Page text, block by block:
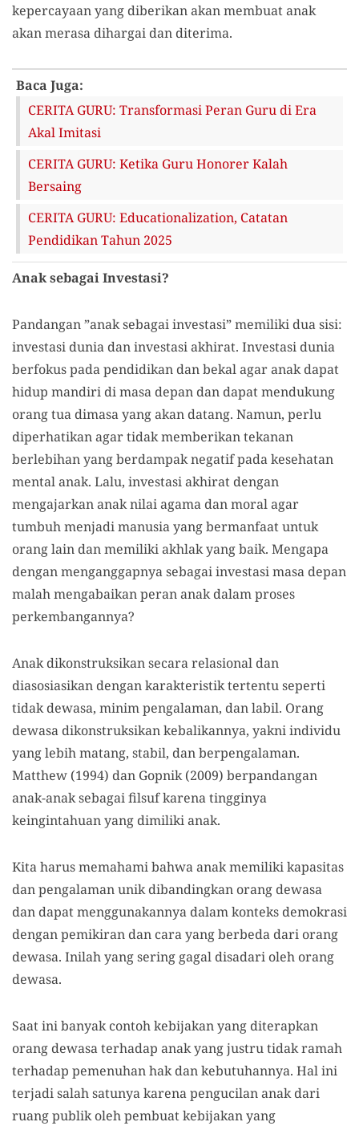
kepercayaan yang diberikan akan membuat anak
akan merasa dihargai dan diterima.
Baca Juga:
CERITA GURU: Transformasi Peran Guru di Era
Akal Imitasi
CERITA GURU: Ketika Guru Honorer Kalah
Bersaing
CERITA GURU: Educationalization, Catatan
Pendidikan Tahun 2025
Anak sebagai Investasi?
Pandangan ”anak sebagai investasi” memiliki dua sisi:
investasi dunia dan investasi akhirat. Investasi dunia
berfokus pada pendidikan dan bekal agar anak dapat
hidup mandiri di masa depan dan dapat mendukung
orang tua dimasa yang akan datang. Namun, perlu
diperhatikan agar tidak memberikan tekanan
berlebihan yang berdampak negatif pada kesehatan
mental anak. Lalu, investasi akhirat dengan
mengajarkan anak nilai agama dan moral agar
tumbuh menjadi manusia yang bermanfaat untuk
orang lain dan memiliki akhlak yang baik. Mengapa
dengan menganggapnya sebagai investasi masa depan
malah mengabaikan peran anak dalam proses
perkembangannya?
Anak dikonstruksikan secara relasional dan
diasosiasikan dengan karakteristik tertentu seperti
tidak dewasa, minim pengalaman, dan labil. Orang
dewasa dikonstruksikan kebalikannya, yakni individu
yang lebih matang, stabil, dan berpengalaman.
Matthew (1994) dan Gopnik (2009) berpandangan
anak-anak sebagai filsuf karena tingginya
keingintahuan yang dimiliki anak.
Kita harus memahami bahwa anak memiliki kapasitas
dan pengalaman unik dibandingkan orang dewasa
dan dapat menggunakannya dalam konteks demokrasi
dengan pemikiran dan cara yang berbeda dari orang
dewasa. Inilah yang sering gagal disadari oleh orang
dewasa.
Saat ini banyak contoh kebijakan yang diterapkan
orang dewasa terhadap anak yang justru tidak ramah
terhadap pemenuhan hak dan kebutuhannya. Hal ini
terjadi salah satunya karena pengucilan anak dari
ruang publik oleh pembuat kebijakan yang